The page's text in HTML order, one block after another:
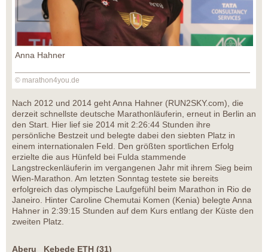
Anna Hahner
© marathon4you.de
Nach 2012 und 2014 geht Anna Hahner (RUN2SKY.com), die
derzeit schnellste deutsche Marathonläuferin, erneut in Berlin an
den Start. Hier lief sie 2014 mit 2:26:44 Stunden ihre
persönliche Bestzeit und belegte dabei den siebten Platz in
einem internationalen Feld. Den größten sportlichen Erfolg
erzielte die aus Hünfeld bei Fulda stammende
Langstreckenläuferin im vergangenen Jahr mit ihrem Sieg beim
Wien-Marathon. Am letzten Sonntag testete sie bereits
erfolgreich das olympische Laufgefühl beim Marathon in Rio de
Janeiro. Hinter Caroline Chemutai Komen (Kenia) belegte Anna
Hahner in 2:39:15 Stunden auf dem Kurs entlang der Küste den
zweiten Platz.
Aberu Kebede ETH (31)